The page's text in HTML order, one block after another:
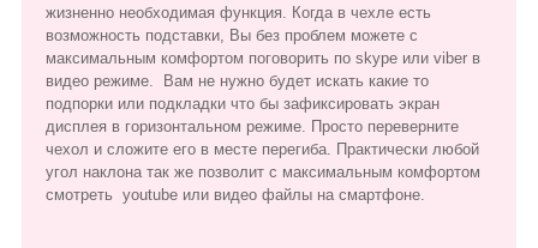
жизненно необходимая функция. Когда в чехле есть
возможность подставки, Вы без проблем можете с
максимальным комфортом поговорить по skype или viber в
видео режиме. Вам не нужно будет искать какие то
подпорки или подкладки что бы зафиксировать экран
дисплея в горизонтальном режиме. Просто переверните
чехол и сложите его в месте перегиба. Практически любой
угол наклона так же позволит с максимальным комфортом
смотреть youtube или видео файлы на смартфоне.